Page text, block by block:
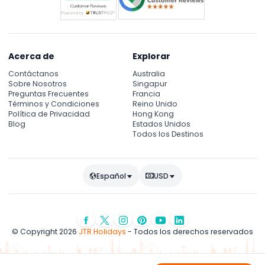
Acerca de
Contáctanos
Sobre Nosotros
Preguntas Frecuentes
Términos y Condiciones
Política de Privacidad
Blog
Explorar
Australia
Singapur
Francia
Reino Unido
Hong Kong
Estados Unidos
Todos los Destinos
Español USD
© Copyright 2026 JTR Holidays - Todos los derechos reservados